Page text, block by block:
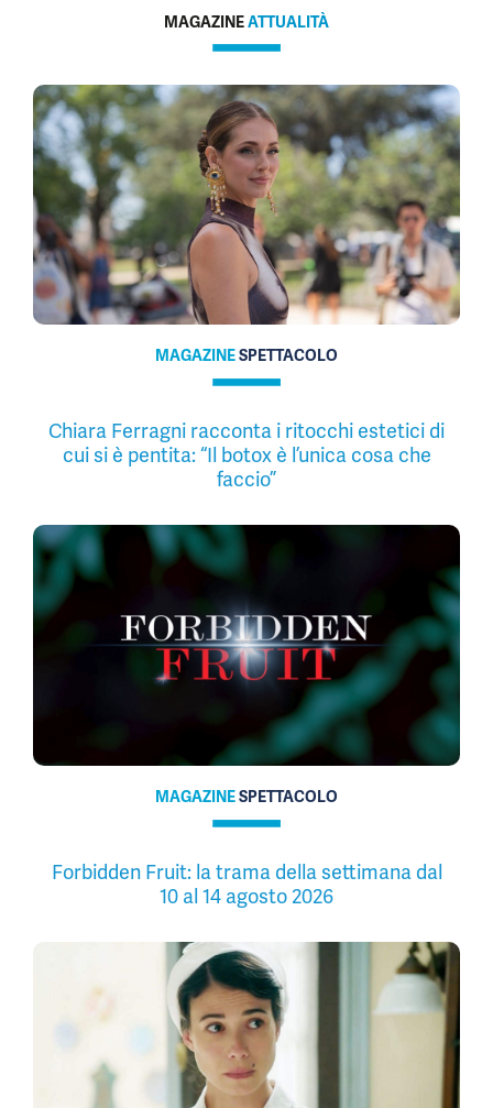
MAGAZINEATTUALITÀ
MAGAZINESPETTACOLO
Chiara Ferragni racconta i ritocchi estetici di
cui si è pentita: “Il botox è l’unica cosa che
faccio”
MAGAZINESPETTACOLO
Forbidden Fruit: la trama della settimana dal
10 al 14 agosto 2026